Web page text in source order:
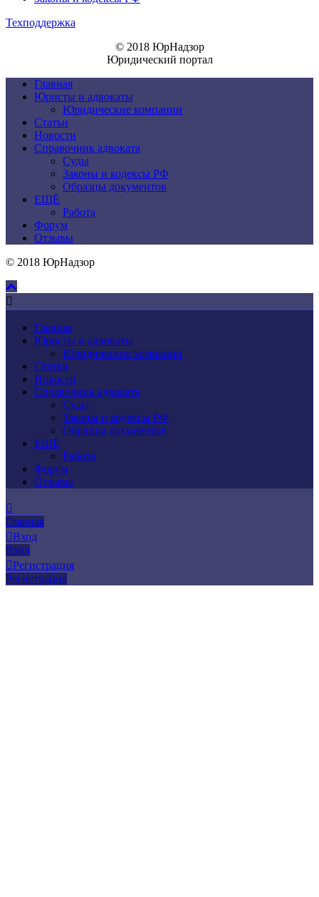
Техподдержка
© 2018 ЮрНадзор
Юридический портал
Главная
Юристы и адвокаты
Юридические компании
Статьи
Новости
Справочник адвоката
Суды
Законы и кодексы РФ
Образцы документов
ЕЩЁ
Работа
Форум
Отзывы
© 2018 ЮрНадзор
Главная
Юристы и адвокаты
Юридические компании
Статьи
Новости
Справочник адвоката
Суды
Законы и кодексы РФ
Образцы документов
ЕЩЁ
Работа
Форум
Отзывы
Главная
Вход
Вход
Регистрация
Регистрация